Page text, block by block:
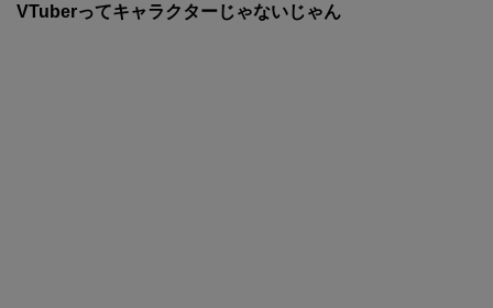
VTuberってキャラクターじゃないじゃん